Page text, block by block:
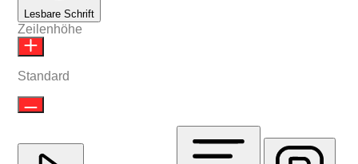
Lesbare Schrift
Zeilenhöhe
Standard